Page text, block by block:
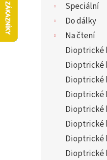
Speciální
Do dálky
Na čtení
Dioptrické
Dioptrické
Dioptrické
Dioptrické
Dioptrické
Dioptrické
Dioptrické
Dioptrické